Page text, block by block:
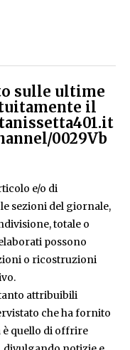
sulle ultime
il
0029Vb
e/o di
sezioni del giornale,
totale o
possono
o ricostruzioni
attribuibili
che ha fornito
è quello di offrire